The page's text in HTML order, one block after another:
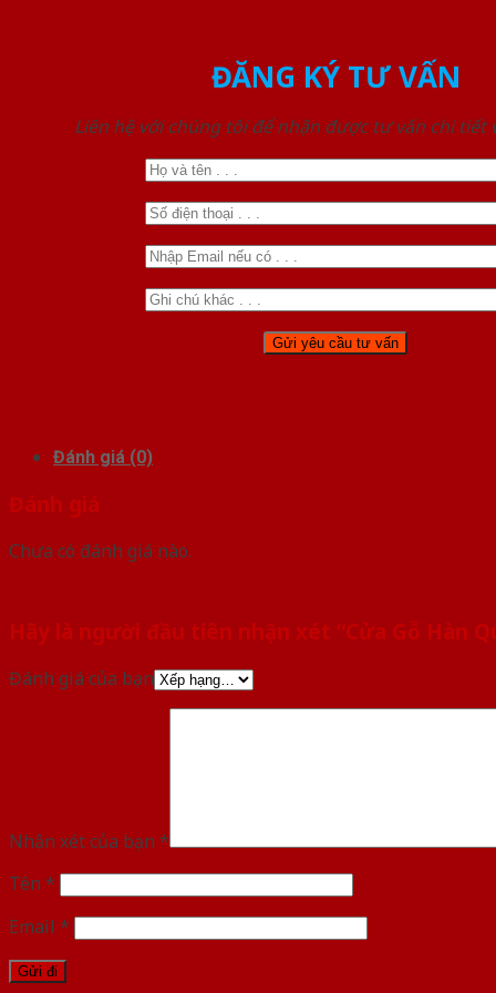
ĐĂNG KÝ TƯ VẤN
Liên hệ với chúng tôi để nhận được tư vấn chi tiết
Đánh giá (0)
Đánh giá
Chưa có đánh giá nào.
Hãy là người đầu tiên nhận xét “Cửa Gỗ Hàn
Đánh giá của bạn
Nhận xét của bạn *
Tên *
Email *